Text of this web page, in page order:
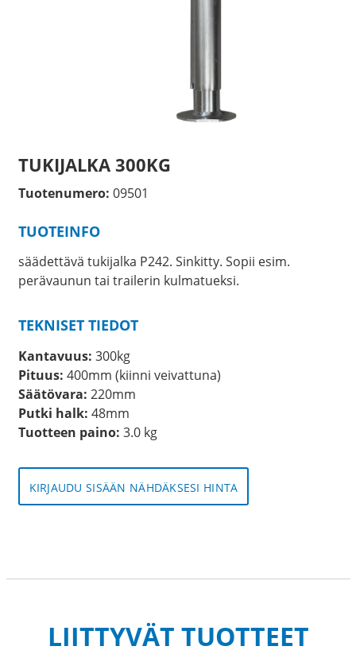
TUKIJALKA 300KG
Tuotenumero: 09501
TUOTEINFO
säädettävä tukijalka P242. Sinkitty. Sopii esim.
perävaunun tai trailerin kulmatueksi.
TEKNISET TIEDOT
Kantavuus: 300kg
Pituus: 400mm (kiinni veivattuna)
Säätövara: 220mm
Putki halk: 48mm
Tuotteen paino: 3.0 kg
KIRJAUDU SISÄÄN NÄHDÄKSESI HINTA
LIITTYVÄT TUOTTEET